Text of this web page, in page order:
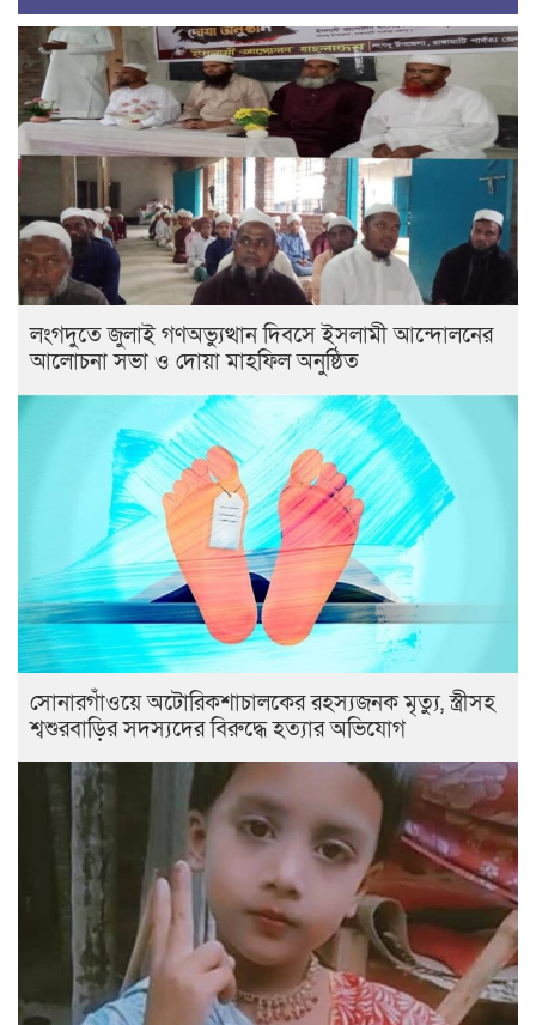
লংগদুতে জুলাই গণঅভ্যুত্থান দিবসে ইসলামী আন্দোলনের
আলোচনা সভা ও দোয়া মাহফিল অনুষ্ঠিত
সোনারগাঁওয়ে অটোরিকশাচালকের রহস্যজনক মৃত্যু, স্ত্রীসহ
শ্বশুরবাড়ির সদস্যদের বিরুদ্ধে হত্যার অভিযোগ